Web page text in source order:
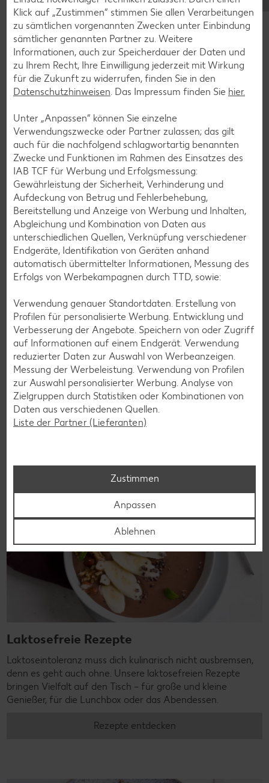
Erdbeer-Rezepte
Blaubeer-Rezepte
Bananen-Rezepte
Zurück zu allen Rezepten
Glutenfreie Rezepte
Wer auf Gluten verzichtet, muss nicht automatisch auf
Vielfalt und Geschmack verzichten. Ob süß oder herzhaft –
mit unseren glutenfreien Rezepten zauberst du dir Gerichte,
die nicht nur verträglich, sondern auch richtig lecker sind.
Rezepte entdecken
Laktosefreie Rezepte
Laktoseintoleranz muss dich kulinarisch nicht ausbremsen,
denn es geht auch ohne. Unsere laktosefreien Rezepte
bringen Vielfalt auf den Tisch – für große und kleine
Genießer, für die Lunchbox oder das Abendessen.
Rezepte entdecken
Klick auf „Zustimmen“ stimmen Sie allen Verarbeitungen
zu sämtlichen vorgenannten Zwecken unter Einbindung
sämtlicher genannten Partner zu. Weitere
Informationen, auch zur Speicherdauer der Daten und
zu Ihrem Recht, Ihre Einwilligung jederzeit mit Wirkung
für die Zukunft zu widerrufen, finden Sie in den
Datenschutzhinweisen. Das Impressum finden Sie hier.
Unter „Anpassen“ können Sie einzelne
Verwendungszwecke oder Partner zulassen; das gilt
auch für die nachfolgend schlagwortartig benannten
Zwecke und Funktionen im Rahmen des Einsatzes des
IAB TCF für Werbung und Erfolgsmessung:
Gewährleistung der Sicherheit, Verhinderung und
Aufdeckung von Betrug und Fehlerbehebung,
Bereitstellung und Anzeige von Werbung und Inhalten,
Abgleichung und Kombination von Daten aus
unterschiedlichen Quellen, Verknüpfung verschiedener
Endgeräte, Identifikation von Geräten anhand
automatisch übermittelter Informationen, Messung des
Erfolgs von Werbekampagnen durch TTD, sowie:
Verwendung genauer Standortdaten. Erstellung von
Profilen für personalisierte Werbung. Entwicklung und
Verbesserung der Angebote. Speichern von oder Zugriff
auf Informationen auf einem Endgerät. Verwendung
reduzierter Daten zur Auswahl von Werbeanzeigen.
Messung der Werbeleistung. Verwendung von Profilen
zur Auswahl personalisierter Werbung. Analyse von
Zielgruppen durch Statistiken oder Kombinationen von
Daten aus verschiedenen Quellen.
Liste der Partner (Lieferanten)
Zustimmen
Anpassen
Ablehnen